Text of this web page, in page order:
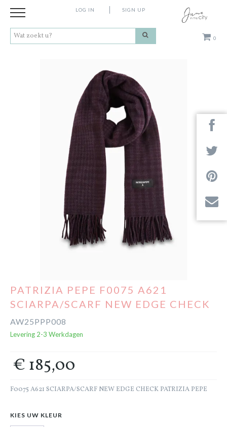
0
LOG IN SIGN UP
Next
PATRIZIA PEPE F0075 A621
SCIARPA/SCARF NEW EDGE CHECK
AW25PPP008
Levering 2-3 Werkdagen
€ 185,00
F0075 A621 SCIARPA/SCARF NEW EDGE CHECK PATRIZIA PEPE
KIES UW KLEUR